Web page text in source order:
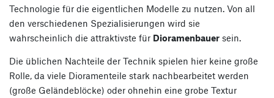
Technologie für die eigentlichen Modelle zu nutzen. Von all
den verschiedenen Spezialisierungen wird sie
wahrscheinlich die attraktivste für Dioramenbauer sein.
Die üblichen Nachteile der Technik spielen hier keine große
Rolle, da viele Dioramenteile stark nachbearbeitet werden
(große Geländeblöcke) oder ohnehin eine grobe Textur